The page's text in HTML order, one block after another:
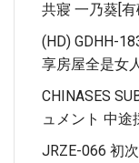
共寢 一乃葵[
(HD) GDHH-
享房屋全是女
CHINASES
ュメント 中途
JRZE-066 初